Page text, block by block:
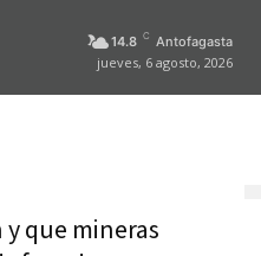
14.8 C Antofagasta
jueves, 6 agosto, 2026
que mineras